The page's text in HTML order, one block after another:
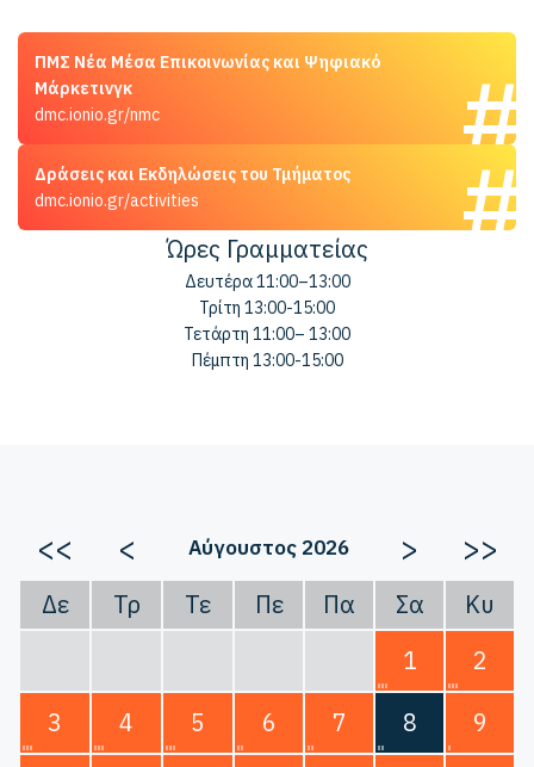
ΠΜΣ Νέα Μέσα Επικοινωνίας και Ψηφιακό
Μάρκετινγκ
dmc.ionio.gr/nmc
Δράσεις και Εκδηλώσεις του Τμήματος
dmc.ionio.gr/activities
Ώρες Γραμματείας
Δευτέρα 11:00–13:00
Τρίτη 13:00-15:00
Τετάρτη 11:00– 13:00
Πέμπτη 13:00-15:00
<< < Αύγουστος 2026 > >>
Δε Τρ Τε Πε Πα Σα
Κυ
1
2
3
4 5 6 7 8
9